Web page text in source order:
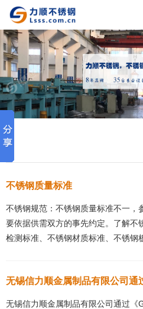
不锈钢质量标准
不锈钢规范：不锈钢质量标准不一，
要依据供需双方的事先约定。了解不
检测标准、不锈钢材质标准、不锈钢
无锡信力顺金属制品有限公司通
无锡信力顺金属制品有限公司通过《